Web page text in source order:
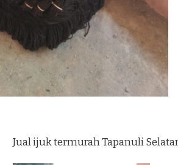
Jual ijuk termurah Tapanuli